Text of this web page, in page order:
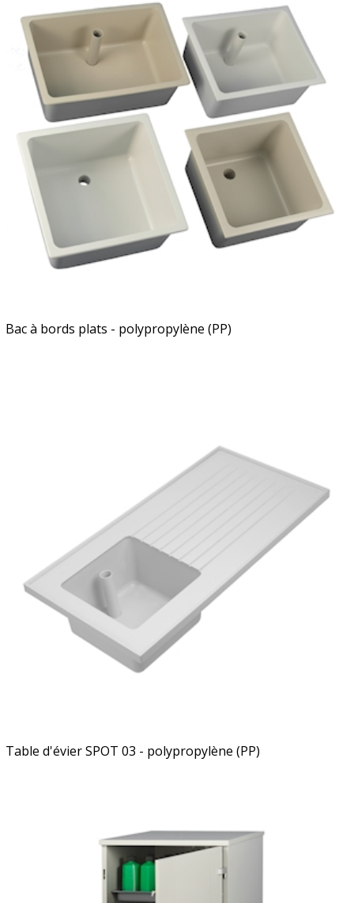
Bac à bords plats - polypropylène (PP)
Table d'évier SPOT 03 - polypropylène (PP)